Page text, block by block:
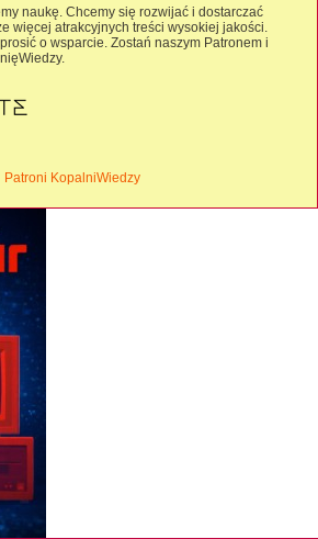
naukę. Chcemy się rozwijać i dostarczać
więcej atrakcyjnych treści wysokiej jakości.
o wsparcie. Zostań naszym Patronem i
Patroni KopalniWiedzy